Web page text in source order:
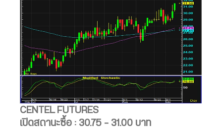
CENTEL FUTURES
เปิดสถานะซื้อ : 30.75 – 31.00 บาท